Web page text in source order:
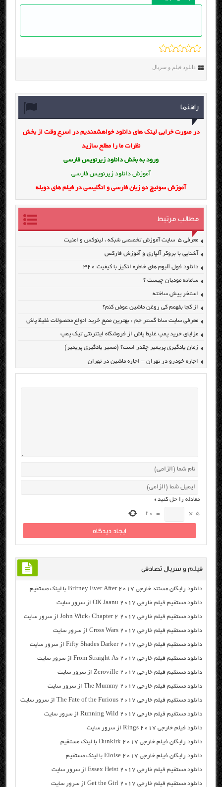
دانلود فیلم و سریال
راهنما
در صورت خرابی لینک های دانلود خواهشمندیم در اسرع وقت از بخش
نظرات ما را مطلع سازید
ورود به بخش دانلود زیرنویس فارسی
آموزش دانلود زیرنویس فارسی
آموزش سوئیچ دو زبان فارسی و انگلیسی در فیلم های دوبله
مطالب مرتبط
معرفی ۵ سایت آموزش تخصصی شبکه ، لینوکس و امنیت
آشنایی با بروکر آلپاری و آموزش فارکس
دانلود فول آلبوم های خاطره انگیز با کیفیت ۳۲۰
سامانه مودیان چیست ؟
استخر پیش ساخته
از کجا بفهمم کی روغن ماشین عوض کنم؟
معرفی سایت سانا گستر جم : بهترین منبع خرید انواع محصولات غلیظ پاش
مزایای خرید پمپ غلیظ پاش از فروشگاه اینترنتی تیک پمپ
زمان یادگیری پریمیر چقدر است؟ (مسیر یادگیری پریمیر)
اجاره خودرو در تهران – اجاره ماشین در تهران
معادله را حل کنید*
5
×
=
20
فیلم و سریال تصادفی
دانلود رایگان مسنتد خارجی Britney Ever After 2017 با لینک مستقیم
دانلود مستقیم فیلم خارجی OK Jaanu 2017 از سرور سایت
دانلود مستقیم فیلم خارجی John Wick: Chapter 2 2017 از سرور سایت
دانلود مستقیم فیلم خارجی Cross Wars 2017 از سرور سایت
دانلود مستقیم فیلم خارجی Fifty Shades Darker 2017 از سرور سایت
دانلود مستقیم فیلم خارجی From Straight As 2017 از سرور سایت
دانلود مستقیم فیلم خارجی Zeroville 2017 از سرور سایت
دانلود مستقیم فیلم خارجی The Mummy 2017 از سرور سایت
دانلود مستقیم فیلم خارجی The Fate of the Furious 2017 از سرور سایت
دانلود مستقیم فیلم خارجی Running Wild 2017 از سرور سایت
دانلود فیلم خارجی Rings 2017 از سرور سایت
دانلود رایگان فیلم خارجی Dunkirk 2017 با لینک مستقیم
دانلود رایگان فیلم خارجی Eloise 2017 با لینک مستقیم
دانلود مستقیم فیلم خارجی Essex Heist 2017 از سرور سایت
دانلود مستقیم فیلم خارجی Get the Girl 2017 از سرور سایت